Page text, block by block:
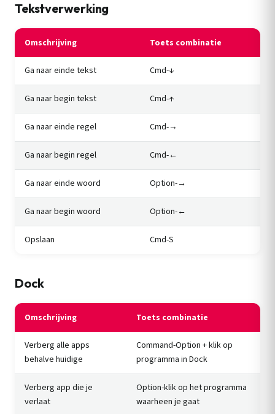
Tekstverwerking
Omschrijving Toets combinatie
Ga naar einde tekst Cmd-↓
Ga naar begin tekst Cmd-↑
Ga naar einde regel Cmd-→
Ga naar begin regel Cmd-←
Ga naar einde woord Option-→
Ga naar begin woord Option-←
Opslaan Cmd-S
Dock
Omschrijving Toets combinatie
Verberg alle apps
behalve huidige
Command-Option + klik op
programma in Dock
Verberg app die je
verlaat
Option-klik op het programma
waarheen je gaat